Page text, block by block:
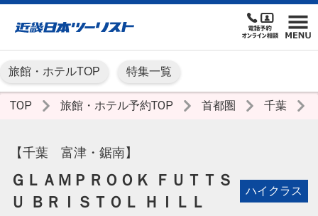
旅館・ホテルTOP 特集一覧
TOP 旅館・ホテル予約TOP 首都圏 千葉
【千葉 富津・鋸南】
ＧＬＡＭＰＲＯＯＫ ＦＵＴＴＳ
Ｕ ＢＲＩＳＴＯＬ ＨＩＬＬ
ハイクラス